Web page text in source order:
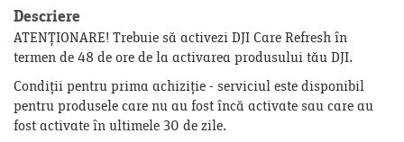
Descriere
ATENȚIONARE! Trebuie să activezi DJI Care Refresh în
termen de 48 de ore de la activarea produsului tău DJI.
Condiții pentru prima achiziție - serviciul este disponibil
pentru produsele care nu au fost încă activate sau care au
fost activate în ultimele 30 de zile.